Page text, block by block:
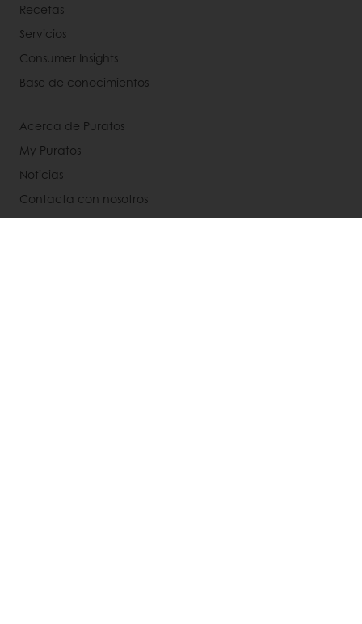
Recetas
Servicios
Consumer Insights
Base de conocimientos
Acerca de Puratos
My Puratos
Noticias
Contacta con nosotros